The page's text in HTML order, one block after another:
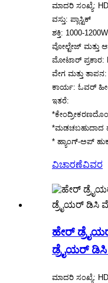
ಮಾದರಿ ಸಂಖ್ಯೆ:
ವಸ್ತು: ಪ್ಲಾಸ್ಟಿಕ್
ಶಕ್ತಿ: 1000-1200W
ವೋಲ್ಟೇಜ್ ಮತ್ತು
ಮೋಟಾರ್
ವೇಗ ಮತ್ತು
ಕಾರ್ಯ: ಓವರ್
ಇತರೆ:
*ಮಡಚಬಹುದಾದ
* ಹ್ಯಾಂಗ್-ಅಪ್
ವಿಚಾರಣೆವಿವರ
ಹೇರ್
ಡ್ರೈಯರ್
ಮಾದರಿ ಸಂಖ್ಯೆ: